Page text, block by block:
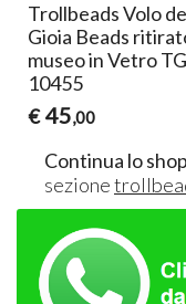
Trollbeads Volo
Gioia Beads
museo in Vetro
10455
€ 45,00
Continua lo
sezione